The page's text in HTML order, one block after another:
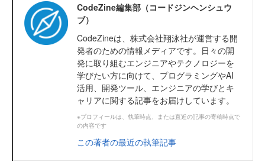
CodeZine編集部（コードジンヘンシュウ
ブ）
CodeZineは、株式会社翔泳社が運営する開
発者のための情報メディアです。日々の開
発に取り組むエンジニアやテクノロジーを
学びたい方に向けて、プログラミングやAI
活用、開発ツール、エンジニアの学びとキ
ャリアに関する記事をお届けしています。
※プロフィールは、執筆時点、または直近の記事の寄稿時点で
の内容です
この著者の最近の執筆記事